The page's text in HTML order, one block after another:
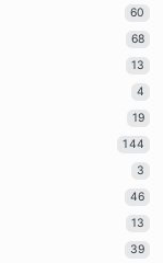
60
68
13
4
19
144
3
46
13
39